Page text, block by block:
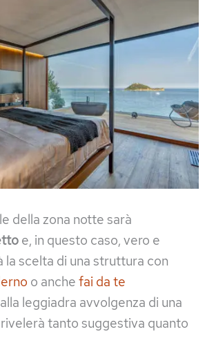
della zona notte sarà
e, in questo caso, vero e
la scelta di una struttura con
o anche fai da te
leggiadra avvolgenza di una
tanto suggestiva quanto